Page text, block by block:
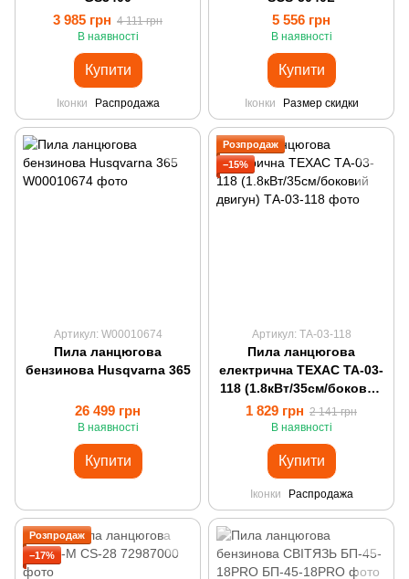
3 985 грн 4 111 грн
В наявності
Купити
Іконки Распродажа
5 556 грн
В наявності
Купити
Іконки Размер скидки
Артикул: W00010674
Пила ланцюгова
бензинова Husqvarna 365
26 499 грн
В наявності
Купити
Розпродаж
−15%
Артикул: ТА-03-118
Пила ланцюгова
електрична ТЕХАС ТА-03-
118 (1.8кВт/35см/боковий
двигун)
1 829 грн 2 141 грн
В наявності
Купити
Іконки Распродажа
Розпродаж
−17%